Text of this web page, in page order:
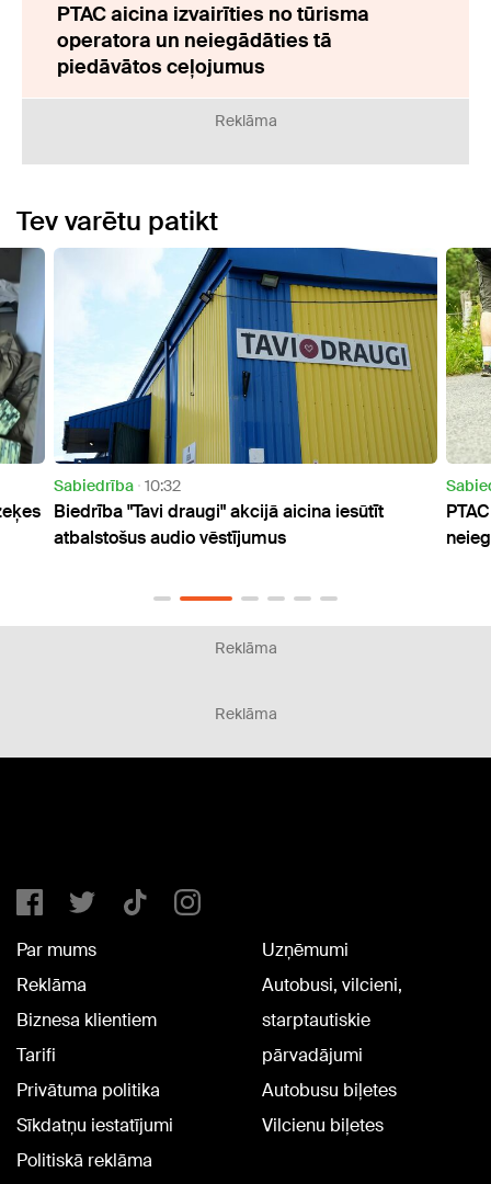
PTAC aicina izvairīties no tūrisma
operatora un neiegādāties tā
piedāvātos ceļojumus
Reklāma
Tev varētu patikt
Sabiedrība 20:57
PTAC aicina izvairīties no tūrisma operatora un
neiegādāties tā piedāvātos ceļojumus
Reklāma
Reklāma
Par mums
Reklāma
Biznesa klientiem
Tarifi
Privātuma politika
Sīkdatņu iestatījumi
Politiskā reklāma
Uzņēmumi
Autobusi, vilcieni,
starptautiskie
pārvadājumi
Autobusu biļetes
Vilcienu biļetes